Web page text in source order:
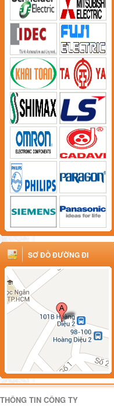
SƠ ĐỒ ĐƯỜNG ĐI
THÔNG TIN CÔNG TY